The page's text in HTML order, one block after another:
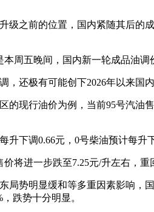
级之前的位置，国内紧随其后
周五晚间，国内新一轮成品油调
还极有可能创下2026年以来国
的现行油价为例，当前95号汽
下调0.66元，0号柴油预计每升下
将进一步跌至7.25元/升左右，重
局势明显缓和等多重因素影响
跌势十分明显。